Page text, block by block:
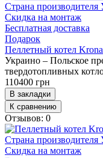
Страна производителя
Скидка на монтаж
Бесплатная доставка
Подарок
Пеллетный котел
Украино – Польское
твердотопливных
110400 грн
В закладки
К сравнению
Отзывов: 0
Страна производителя
Скидка на монтаж